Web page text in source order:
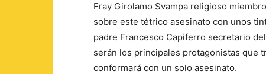
Fray Girolamo Svampa religioso
sobre este tétrico asesinato con unos
padre Francesco Capiferro secretario
serán los principales protagonistas que
conformará con un solo asesinato.